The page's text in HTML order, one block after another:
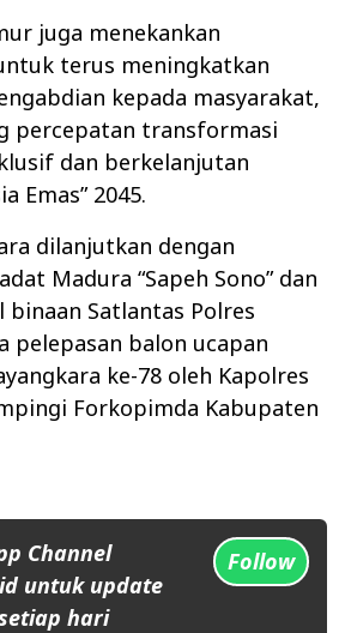
juga menekankan
terus meningkatkan
kepada masyarakat,
percepatan transformasi
dan berkelanjutan
Emas” 2045.
dilanjutkan dengan
Madura “Sapeh Sono” dan
binaan Satlantas Polres
pelepasan balon ucapan
ke-78 oleh Kapolres
Forkopimda Kabupaten
Channel
untuk update
hari
Follow